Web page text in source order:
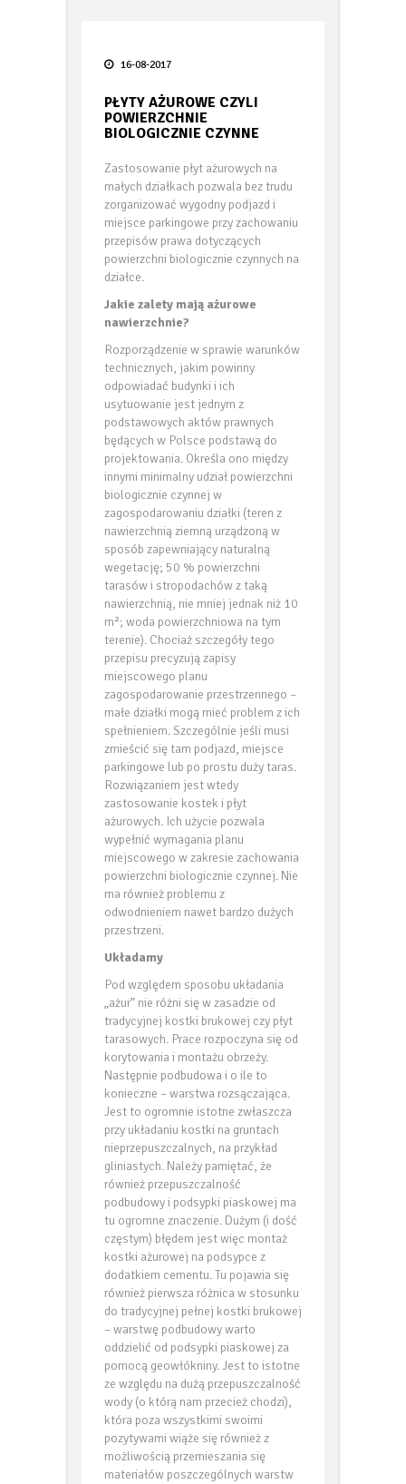
Taras bez błędów
FIAT prezentuje pierwsze oficjalne
zdjęcie swoich nowych globalnych
modeli Grizzly i Grizzly Fastback
Smak lata pod gołym niebem – jak
urządzić letnią kuchnię w 2026 roku
TECEdrainway – profil
prysznicowy nowej generacji
Odporność termoizolacji na wodę
– wilgotne ocieplenie jest jak mokry
Kiedy karpiówka odkrywa swój
potencjał… oryginalna dachówka
PROFIL Lenti
20 lat transformacji rynku ścian.
Nowa rola H+H w budownictwie
PŁYTY AŻUROWE CZYLI
POWIERZCHNIE
Zastosowanie płyt ażurowych na
małych działkach pozwala bez trudu
zorganizować wygodny podjazd i
miejsce parkingowe przy zachowaniu
przepisów prawa dotyczących
powierzchni biologicznie czynnych na
Jakie zalety mają ażurowe
Rozporządzenie w sprawie warunków
technicznych, jakim powinny
odpowiadać budynki i ich
usytuowanie jest jednym z
podstawowych aktów prawnych
będących w Polsce podstawą do
projektowania. Określa ono między
innymi minimalny udział powierzchni
biologicznie czynnej w
zagospodarowaniu działki (teren z
nawierzchnią ziemną urządzoną w
sposób zapewniający naturalną
wegetację; 50 % powierzchni
tarasów i stropodachów z taką
nawierzchnią, nie mniej jednak niż 10
m²; woda powierzchniowa na tym
terenie). Chociaż szczegóły tego
przepisu precyzują zapisy
miejscowego planu
zagospodarowanie przestrzennego –
małe działki mogą mieć problem z ich
spełnieniem. Szczególnie jeśli musi
zmieścić się tam podjazd, miejsce
parkingowe lub po prostu duży taras.
Rozwiązaniem jest wtedy
zastosowanie kostek i płyt
ażurowych. Ich użycie pozwala
wypełnić wymagania planu
miejscowego w zakresie zachowania
powierzchni biologicznie czynnej. Nie
ma również problemu z
odwodnieniem nawet bardzo dużych
przestrzeni.
Pod względem sposobu układania
„ażur” nie różni się w zasadzie od
tradycyjnej kostki brukowej czy płyt
tarasowych. Prace rozpoczyna się od
korytowania i montażu obrzeży.
Następnie podbudowa i o ile to
konieczne – warstwa rozsączająca.
Jest to ogromnie istotne zwłaszcza
przy układaniu kostki na gruntach
nieprzepuszczalnych, na przykład
gliniastych. Należy pamiętać, że
również przepuszczalność
podbudowy i podsypki piaskowej ma
tu ogromne znaczenie. Dużym (i dość
częstym) błędem jest więc montaż
kostki ażurowej na podsypce z
dodatkiem cementu. Tu pojawia się
również pierwsza różnica w stosunku
do tradycyjnej pełnej kostki brukowej
– warstwę podbudowy warto
oddzielić od podsypki piaskowej za
pomocą geowłókniny. Jest to istotne
ze względu na dużą przepuszczalność
wody (o którą nam przecież chodzi),
która poza wszystkimi swoimi
pozytywami wiąże się również z
możliwością przemieszania się